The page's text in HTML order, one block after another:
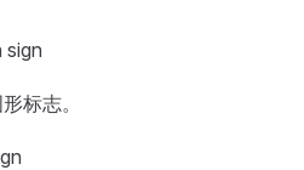
sign
标志。